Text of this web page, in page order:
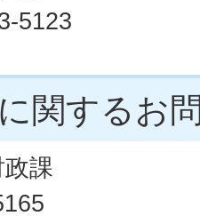
5123
関するお
課